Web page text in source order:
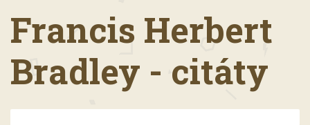
Francis Herbert
Bradley - citáty